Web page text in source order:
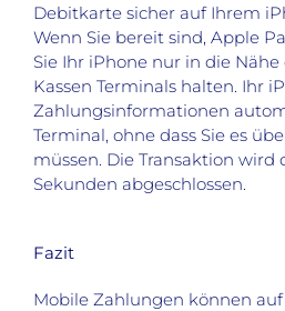
Debitkarte sicher auf Ihrem
Wenn Sie bereit sind, Apple
Sie Ihr iPhone nur in die
Kassen Terminals halten. Ihr
Zahlungsinformationen
Terminal, ohne dass Sie es
müssen. Die Transaktion
Sekunden abgeschlossen.
Fazit
Mobile Zahlungen können